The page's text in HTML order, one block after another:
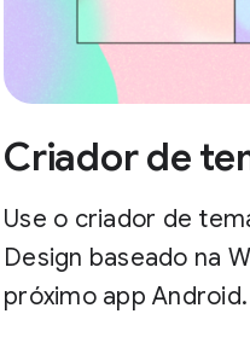
Criador de
Use o criador de
Design baseado na
próximo app Android.